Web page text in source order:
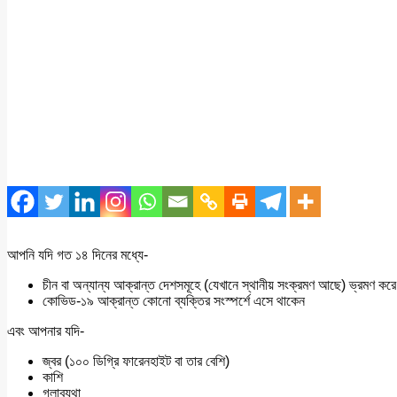
আপনি যদি গত ১৪ দিনের মধ্যে-
চীন বা অন্যান্য আক্রান্ত দেশসমূহে (যেখানে স্থানীয় সংক্রমণ আছে) ভ্রমণ
কোভিড-১৯ আক্রান্ত কোনো ব্যক্তির সংস্পর্শে এসে থাকেন
এবং আপনার যদি-
জ্বর (১০০ ডিগ্রি ফারেনহাইট বা তার বেশি)
কাশি
গলাব্যথা